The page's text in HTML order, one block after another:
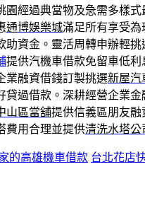
園經過典當物及急需多樣
通博娛樂城滿足所有享受為
助資金。靈活周轉申辦輕挑
提供汽機車借款免留車低
業融資借錢訂製挑選新屋汽
貸過借款。深耕經營企業金
山區當舖提供信義區朋友
費用合理並提供清洗水塔公
的高雄機車借款 台北花店